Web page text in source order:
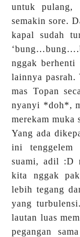
untuk pulang,
semakin sore.
kapal sudah
nggak
lainnya pasrah.
mas Topan
nyanyi *doh*,
merekam muka
Yang ada
ini tenggelem
suami, adil :D
kita nggak
lebih tegang
yang
lautan luas
pegangan